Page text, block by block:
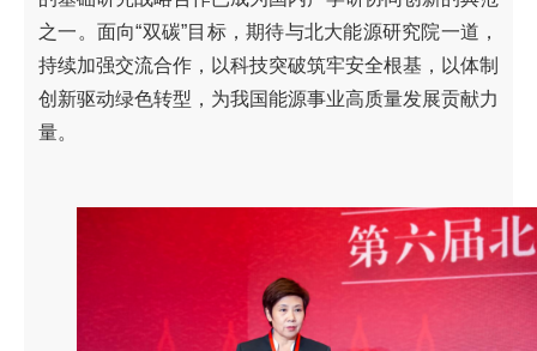
之一。面向“双碳”目标，期待与北大能源研究院一道，
持续加强交流合作，以科技突破筑牢安全根基，以体制
创新驱动绿色转型，为我国能源事业高质量发展贡献力
量。